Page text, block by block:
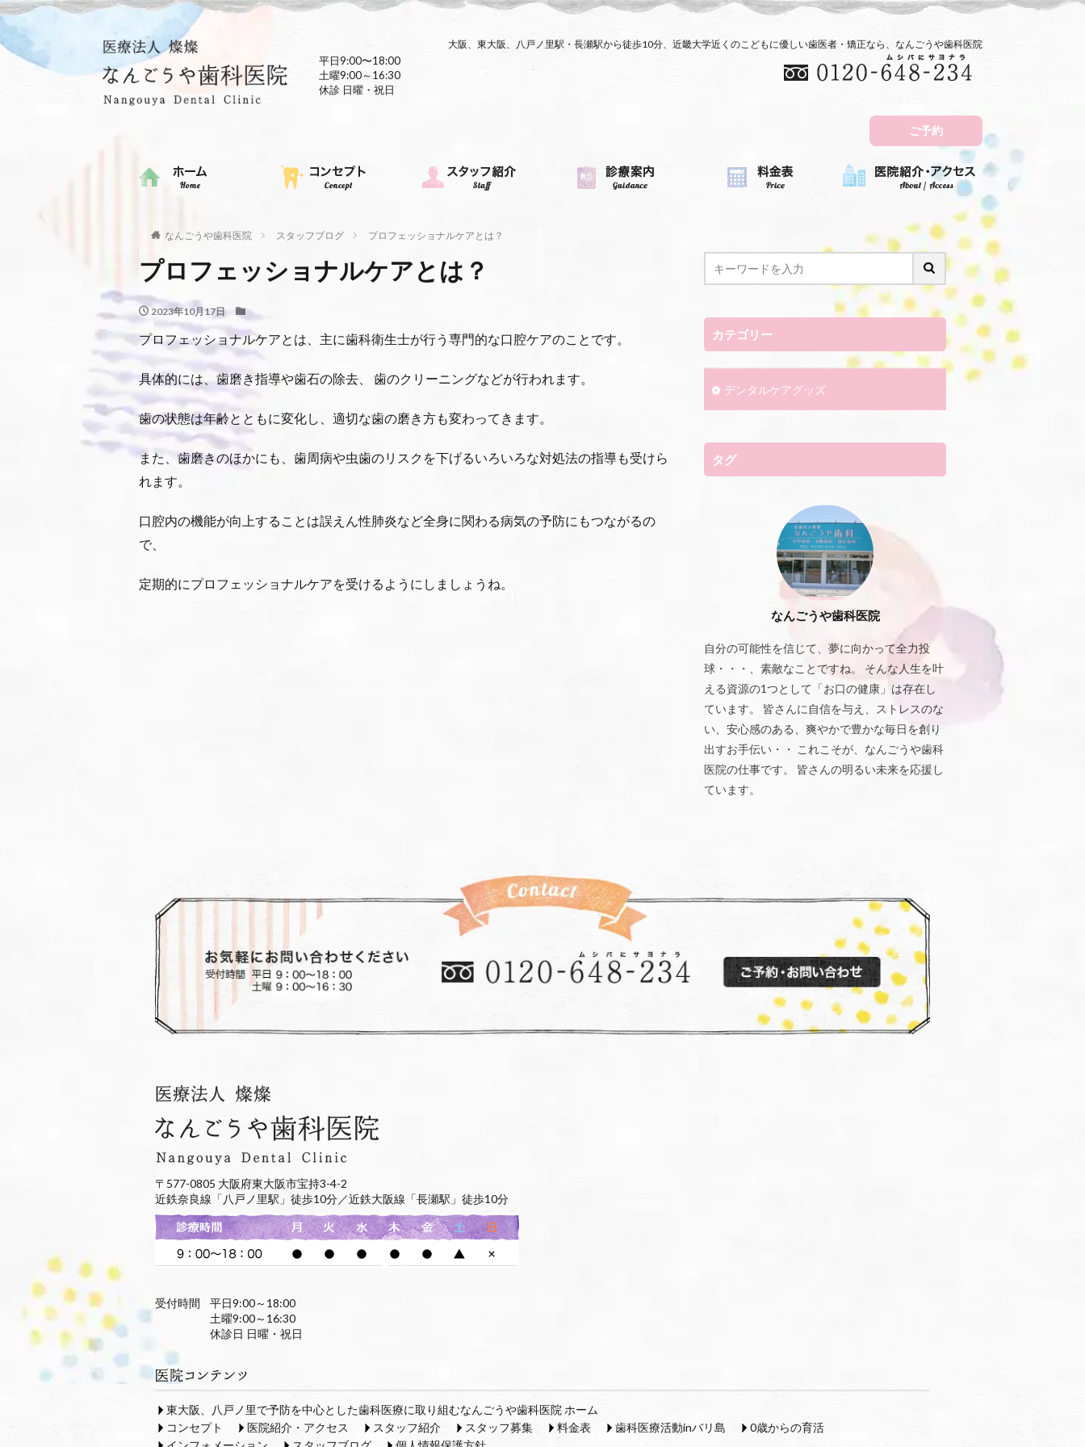
大阪、東大阪、八戸ノ里駅・長瀬駅から徒歩10分、近畿大学近くのこどもに優しい歯医者・矯正なら、なんごうや歯科医院
平日9:00〜18:00
土曜9:00～16:30
休診 日曜・祝日
ご予約
なんごうや歯科医院 スタッフブログ プロフェッショナルケアとは？
プロフェッショナルケアとは？
2023年10月17日
プロフェッショナルケアとは、主に歯科衛生士が行う専門的な口腔ケアのことです。
具体的には、歯磨き指導や歯石の除去、 歯のクリーニングなどが行われます。
歯の状態は年齢とともに変化し、適切な歯の磨き方も変わってきます。
また、歯磨きのほかにも、歯周病や虫歯のリスクを下げるいろいろな対処法の指導も受けら
れます。
口腔内の機能が向上することは誤えん性肺炎など全身に関わる病気の予防にもつながるの
で、
定期的にプロフェッショナルケアを受けるようにしましょうね。
カテゴリー
デンタルケアグッズ
タグ
なんごうや歯科医院
自分の可能性を信じて、夢に向かって全力投
球・・・、素敵なことですね。 そんな人生を叶
える資源の1つとして「お口の健康」は存在し
ています。 皆さんに自信を与え、ストレスのな
い、安心感のある、爽やかで豊かな毎日を創り
出すお手伝い・・ これこそが、なんごうや歯科
医院の仕事です。 皆さんの明るい未来を応援し
ています。
〒577-0805 大阪府東大阪市宝持3-4-2
近鉄奈良線「八戸ノ里駅」徒歩10分／近鉄大阪線「長瀬駅」徒歩10分
受付時間
平日9:00～18:00
土曜9:00～16:30
休診日 日曜・祝日
東大阪、八戸ノ里で予防を中心とした歯科医療に取り組むなんごうや歯科医院 ホーム
コンセプト
医院紹介・アクセス スタッフ紹介 スタッフ募集 料金表 歯科医療活動inバリ島
0歳からの育活